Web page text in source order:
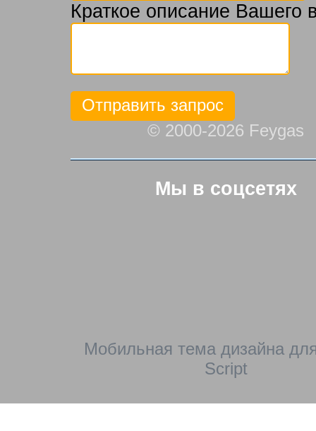
Краткое описание Вашего
© 2000-2026 Feygas
Мы в соцсетях
Мобильная тема дизайна
Script